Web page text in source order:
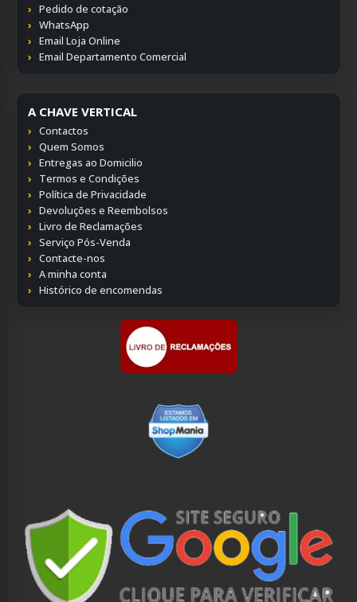
Pedido de cotação
WhatsApp
Email Loja Online
Email Departamento Comercial
A CHAVE VERTICAL
Contactos
Quem Somos
Entregas ao Domicilio
Termos e Condições
Política de Privacidade
Devoluções e Reembolsos
Livro de Reclamações
Serviço Pós-Venda
Contacte-nos
A minha conta
Histórico de encomendas